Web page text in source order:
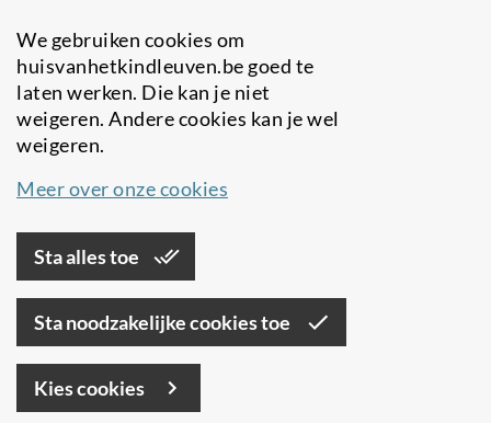
We gebruiken cookies om
huisvanhetkindleuven.be goed te
laten werken. Die kan je niet
weigeren. Andere cookies kan je wel
weigeren.
Meer over onze cookies
Sta alles toe
Sta noodzakelijke cookies toe
Kies cookies